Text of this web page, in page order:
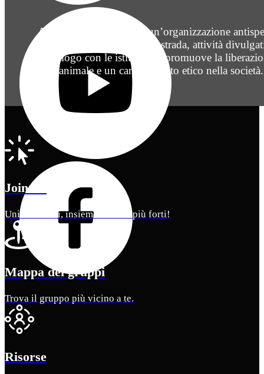
Animal Voices United è un’organizzazione
che, attraverso attivismo di strada, attività
dialogo con le istituzioni, promuove la
animale e un cambiamento etico nella società.
Join Us
Unisciti a noi, insieme saremo più forti!
Mappa dei gruppi
Trova il gruppo più vicino a te.
Risorse